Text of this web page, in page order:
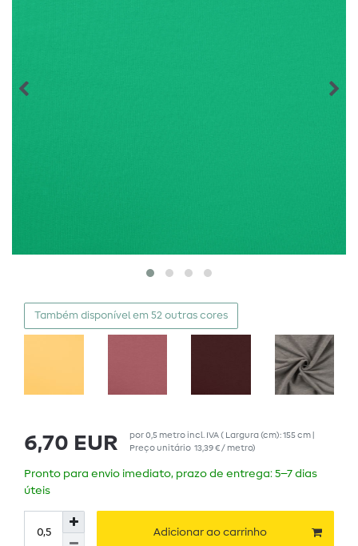
Também disponível em 52 outras cores
6,70 EUR por0,5 metroincl. IVA( Largura (cm): 155 cm |
Preço unitário 13,39 € / metro)
Pronto para envio imediato, prazo de entrega: 5–7 dias
úteis
Adicionar ao carrinho